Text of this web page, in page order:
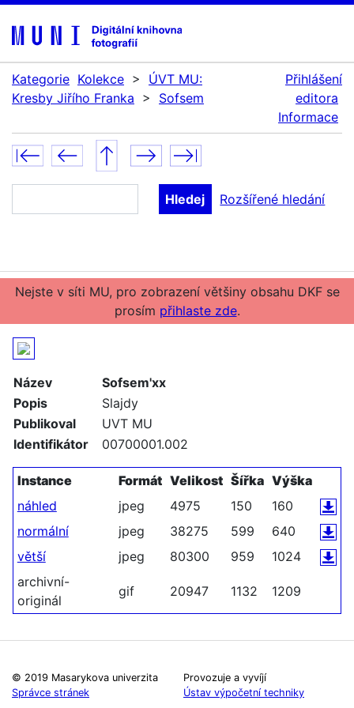
Kategorie Kolekce >
ÚVT MU:
Kresby Jiřího Franka > Sofsem
Přihlášení
editora
Informace
Rozšířené hledání
Nejste v síti MU, pro zobrazení většiny obsahu DKF se
prosím přihlaste zde.
Název
Sofsem'xx
Popis
Slajdy
Publikoval
UVT MU
Identifikátor
00700001.002
Instance Formát Velikost Šířka Výška
náhled
jpeg 4975 150
160
normální
jpeg 38275 599
640
větší
jpeg 80300 959
1024
archivní-
originál
gif 20947 1132 1209
© 2019 Masarykova univerzita
Správce stránek
Provozuje a vyvíjí
Ústav výpočetní techniky